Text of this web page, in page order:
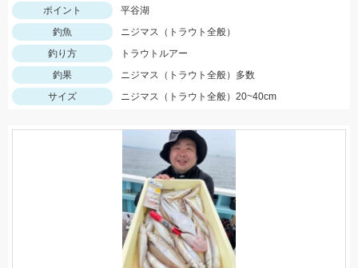
ポイント
平谷湖
釣魚
ニジマス（トラウト全般）
釣り方
トラウトルアー
釣果
ニジマス（トラウト全般）多数
サイズ
ニジマス（トラウト全般）20~40cm